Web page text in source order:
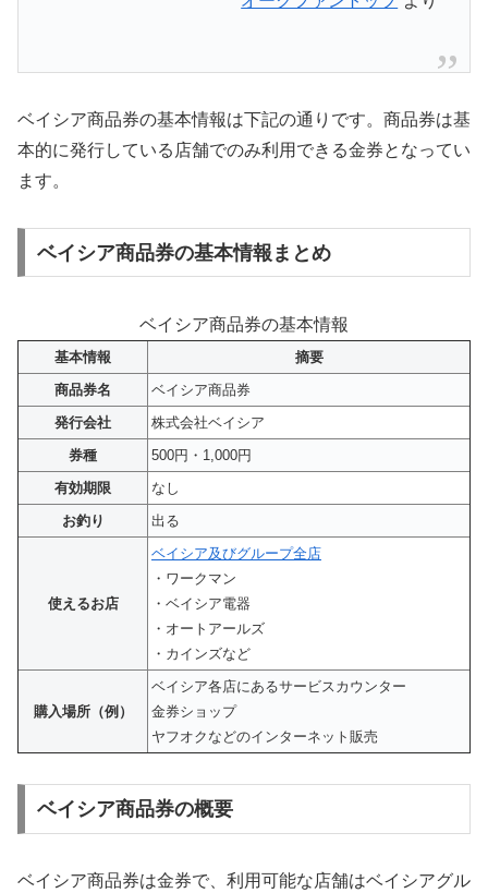
ベイシア商品券の基本情報は下記の通りです。商品券は基
本的に発行している店舗でのみ利用できる金券となってい
ます。
ベイシア商品券の基本情報まとめ
ベイシア商品券の基本情報
基本情報
摘要
商品券名
ベイシア商品券
発行会社
株式会社ベイシア
券種
500円・1,000円
有効期限
なし
お釣り
出る
使えるお店
ベイシア及びグループ全店
・ワークマン
・ベイシア電器
・オートアールズ
・カインズなど
購入場所（例）
ベイシア各店にあるサービスカウンター
金券ショップ
ヤフオクなどのインターネット販売
ベイシア商品券の概要
ベイシア商品券は金券で、利用可能な店舗はベイシアグル